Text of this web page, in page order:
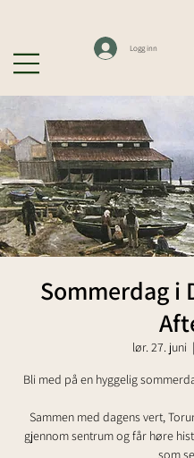
Logg inn
Sommerdag i
lør. 27. juni
  |
Bli med på en hyggelig
Sammen med dagens vert,
gjennom sentrum og får høre
som